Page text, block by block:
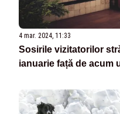
4 mar. 2024, 11:33
Sosirile vizitatorilor
ianuarie față de acum